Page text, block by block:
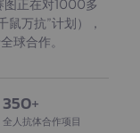
图正在对1000多
万抗”计划），
球合作。
350+
全人抗体合作项目